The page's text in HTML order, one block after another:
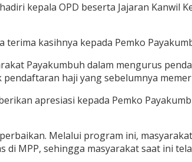
kepala OPD beserta Jajaran Kanwil
kasihnya kepada Pemko
Payakumbuh dalam mengurus
haji yang sebelumnya
apresiasi kepada Pemko
Melalui program ini,
MPP, sehingga masyarakat saat ini